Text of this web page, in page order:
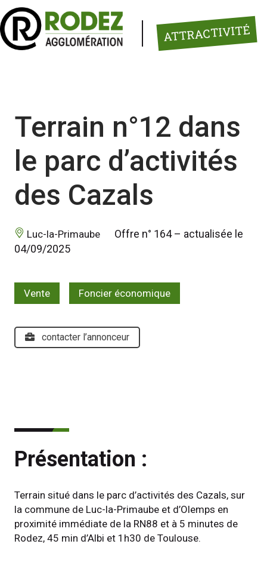
ATTRACTIVITÉ
Terrain n°12 dans
le parc d’activités
des Cazals
Luc-la-Primaube
Offre n° 164 – actualisée le
04/09/2025
Vente Foncier économique
contacter l’annonceur
Présentation :
Terrain situé dans le parc d’activités des Cazals, sur
la commune de Luc-la-Primaube et d’Olemps en
proximité immédiate de la RN88 et à 5 minutes de
Rodez, 45 min d’Albi et 1h30 de Toulouse.